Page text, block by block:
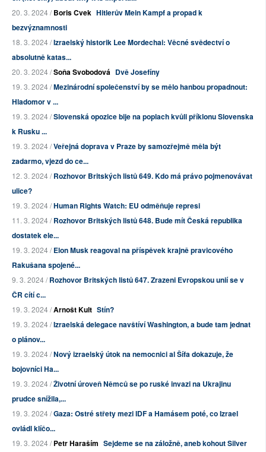
20. 3. 2024 /Boris Cvek Hitlerův Mein Kampf a propad k
bezvýznamnosti
18. 3. 2024 /Izraelský historik Lee Mordechai: Věcné svědectví o
absolutně katas...
20. 3. 2024 /Soňa Svobodová Dvě Josefíny
19. 3. 2024 /Mezinárodní společenství by se mělo hanbou propadnout:
Hladomor v ...
19. 3. 2024 /Slovenská opozice bije na poplach kvůli příklonu Slovenska
k Rusku ...
19. 3. 2024 /Veřejná doprava v Praze by samozřejmě měla být
zadarmo, vjezd do ce...
12. 3. 2024 /Rozhovor Britských listů 649. Kdo má právo pojmenovávat
ulice?
19. 3. 2024 /Human Rights Watch: EU odměňuje represi
11. 3. 2024 /Rozhovor Britských listů 648. Bude mít Česká republika
dostatek ele...
19. 3. 2024 /Elon Musk reagoval na příspěvek krajně pravicového
Rakušana spojené...
9. 3. 2024 /Rozhovor Britských listů 647. Zrazeni Evropskou unií se v
ČR cítí c...
19. 3. 2024 /Arnošt Kult Stín?
19. 3. 2024 /Izraelská delegace navštíví Washington, a bude tam jednat
o plánov...
19. 3. 2024 /Nový izraelský útok na nemocnici al Šífa dokazuje, že
bojovníci Ha...
19. 3. 2024 /Životní úroveň Němců se po ruské invazi na Ukrajinu
prudce snížila,...
19. 3. 2024 /Gaza: Ostré střety mezi IDF a Hamásem poté, co Izrael
ovládl klíčo...
19. 3. 2024 /Petr Haraším Sejdeme se na záložně, aneb kohout Silver